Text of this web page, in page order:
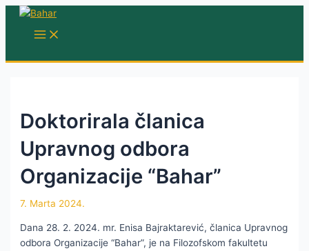
Skip
MAIN
MENU
Doktorirala članica
Upravnog odbora
Organizacije “Bahar”
7. Marta 2024.
Dana 28. 2. 2024. mr. Enisa Bajraktarević, članica Upravnog
odbora Organizacije “Bahar”, je na Filozofskom fakultetu